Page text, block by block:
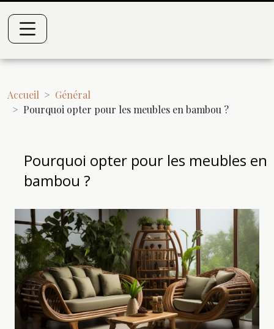
Accueil
Général
Pourquoi opter pour les meubles en bambou ?
Pourquoi opter pour les meubles en
bambou ?